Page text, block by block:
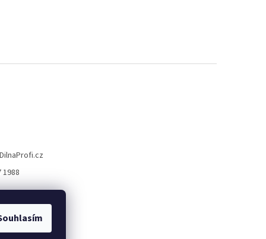
DilnaProfi.cz
1988